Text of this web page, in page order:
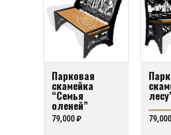
Парковая
скамейка
“Семья
оленей”
79,000₽ 79,000